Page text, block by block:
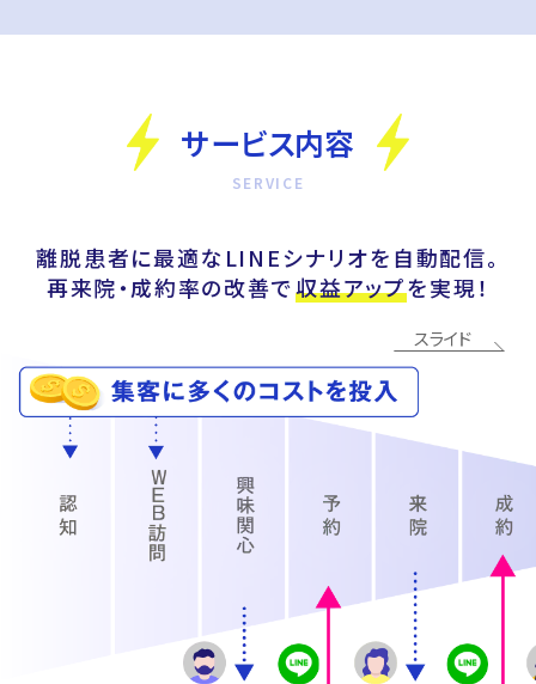
サービス内容
離脱患者に最適なLINEシナリオを自動配信。
再来院・成約率の改善で収益アップを実現！
スライド